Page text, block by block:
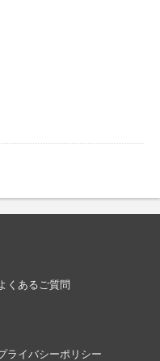
くあるご質問
ライバシーポリシー